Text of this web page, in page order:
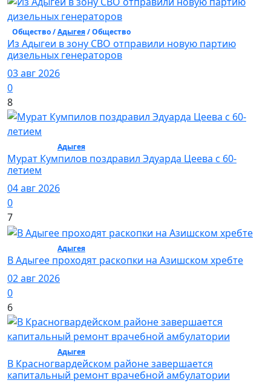
Общество /Адыгея/ Общество
Из Адыгеи в зону СВО отправили новую партию
дизельных генераторов
03 авг 2026
0
8
Адыгея/ Общество
Мурат Кумпилов поздравил Эдуарда Цеева с 60-
летием
04 авг 2026
0
7
Адыгея/ Общество
В Адыгее проходят раскопки на Азишском хребте
02 авг 2026
0
6
Адыгея/ Общество
В Красногвардейском районе завершается
капитальный ремонт врачебной амбулатории